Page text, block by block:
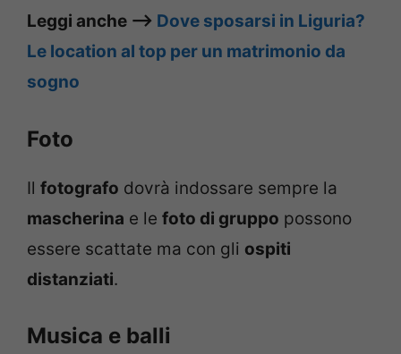
Leggi anche –> Dove sposarsi in Liguria?
Le location al top per un matrimonio da
sogno
Foto
Il fotografo dovrà indossare sempre la
mascherina e le foto di gruppo possono
essere scattate ma con gli ospiti
distanziati.
Musica e balli